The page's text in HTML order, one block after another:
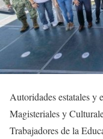
Autoridades estatales y
Magisteriales y
Trabajadores de la